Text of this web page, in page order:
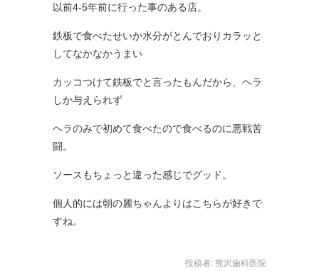
以前4-5年前に行った事のある店。
鉄板で食べたせいか水分がとんでおりカラッと
してなかなかうまい
カッコつけて鉄板でと言ったもんだから、ヘラ
しか与えられず
ヘラのみで初めて食べたので食べるのに悪戦苦
闘。
ソースもちょっと違った感じでグッド。
個人的には朝の麗ちゃんよりはこちらが好きで
すね。
投稿者: 熊沢歯科医院